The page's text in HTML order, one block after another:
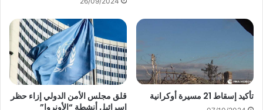
تأكيد إسقاط 21 مسيرة أوكرانية
قلق مجلس الأمن الدولي إزاء حظر
إسرائيل أنشطة “الأونروا”